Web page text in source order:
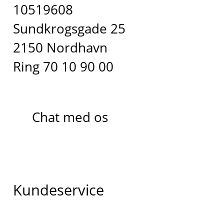
10519608
Sundkrogsgade 25
2150 Nordhavn
Ring 70 10 90 00
Chat med os
Kundeservice